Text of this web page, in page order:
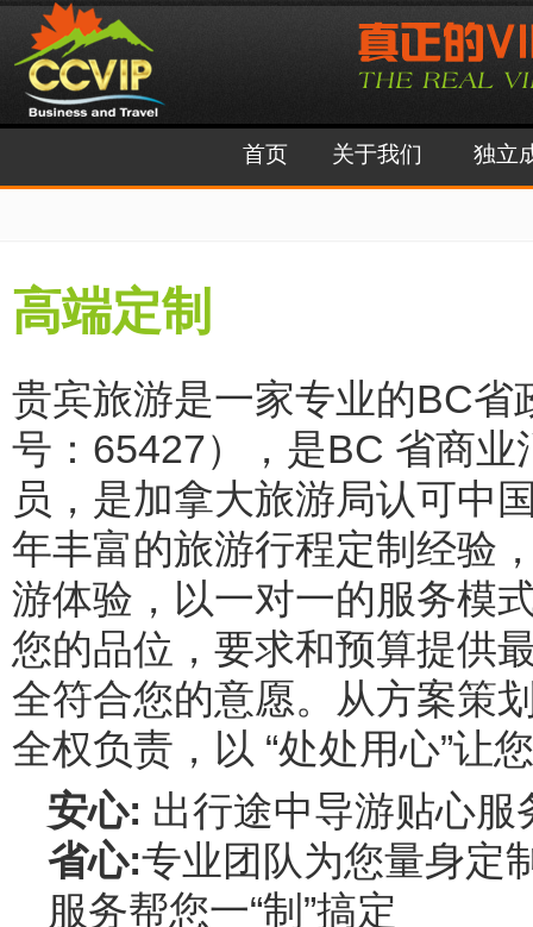
首页 关于我们 独立
高端定制
贵宾旅游是一家专业的BC
号：65427），是BC 省商
员，是加拿大旅游局认可中
年丰富的旅游行程定制经验
游体验，以一对一的服务模
您的品位，要求和预算提供
全符合您的意愿。从方案策
全权负责，以 “处处用心”让
安心: 出行途中导游贴心服
省心:专业团队为您量身定
服务帮您一“制”搞定